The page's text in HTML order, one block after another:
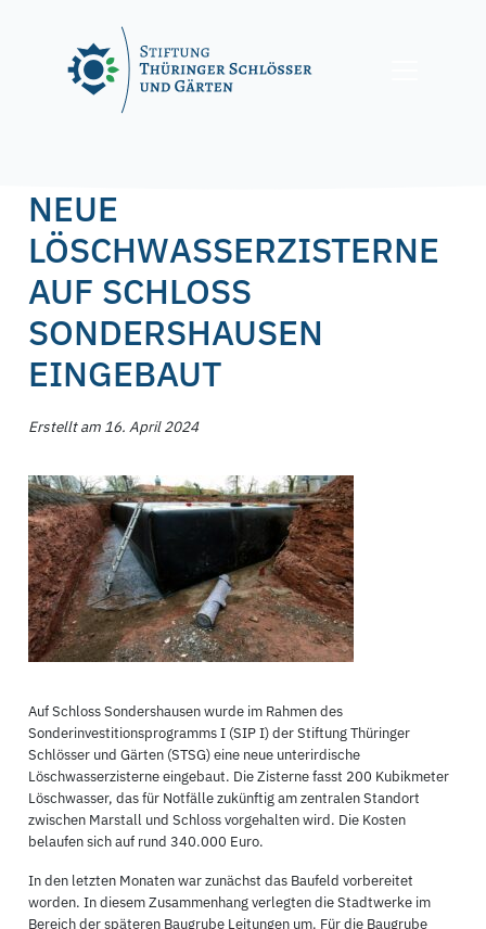
NEUE
LÖSCHWASSERZISTERNE
AUF SCHLOSS
SONDERSHAUSEN
EINGEBAUT
Erstellt am 16. April 2024
Auf Schloss Sondershausen wurde im Rahmen des
Sonderinvestitionsprogramms I (SIP I) der Stiftung Thüringer
Schlösser und Gärten (STSG) eine neue unterirdische
Löschwasserzisterne eingebaut. Die Zisterne fasst 200 Kubikmeter
Löschwasser, das für Notfälle zukünftig am zentralen Standort
zwischen Marstall und Schloss vorgehalten wird. Die Kosten
belaufen sich auf rund 340.000 Euro.
In den letzten Monaten war zunächst das Baufeld vorbereitet
worden. In diesem Zusammenhang verlegten die Stadtwerke im
Bereich der späteren Baugrube Leitungen um. Für die Baugrube